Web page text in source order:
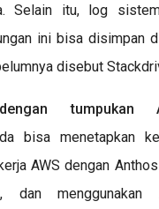
Selain itu, log
ini bisa disimpan
disebut
tumpukan
bisa menetapkan
AWS dengan
dan menggunakan